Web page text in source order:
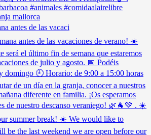
antes de las vacaci